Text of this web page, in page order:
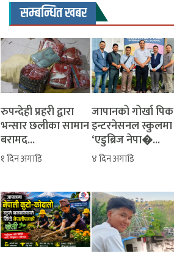
सम्बन्धित खबर
रुपन्देही प्रहरी द्वारा
भन्सार छलीका सामान
बरामद...
१ दिन अगाडि
जापानको गोर्खा पिक
इन्टरनेसनल स्कुलमा
‘एडुब्रिज नेपा�...
४ दिन अगाडि